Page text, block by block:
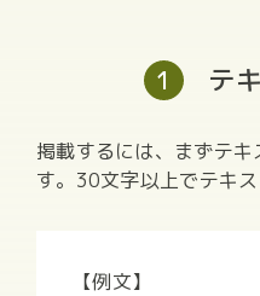
1 テ
掲載するには、まずテ
す。30文字以上でテキ
【例文】